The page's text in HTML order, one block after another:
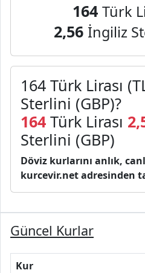
164 Türk
2,56 İngiliz
164 Türk Lirası
Sterlini (GBP)?
164 Türk Lirası
Sterlini (GBP)
Döviz kurlarını anlık,
kurcevir.net adresinden
Güncel Kurlar
Kur